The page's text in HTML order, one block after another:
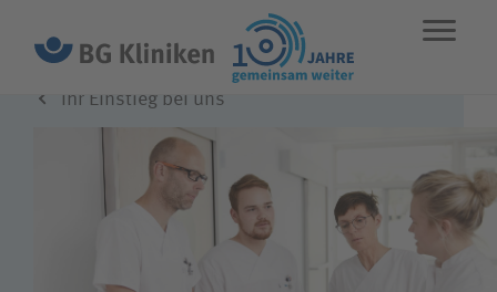
Leistungen
Über uns
Ihr Einstieg bei uns